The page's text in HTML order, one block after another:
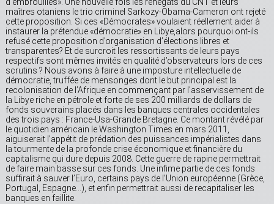
maîtres otaniens le trio criminel Sarkozy-Obama-Cameron ont rejeté
cette proposition. Si ces «Démocrates» voulaient réellement aider à
instaurer la prétendue «démocratie» en Libye,alors pourquoi ont-ils
refusé cette proposition d’organisation d’élections libres et
transparentes? Et de surcroit les ressortissants de leurs pays
respectifs sont mêmes invités en qualité d’observateurs lors de ces
scrutins ? Nous avons à faire à une imposture intellectuelle de
démocratie, truffée de mensonges dont le but principal est la
recolonisation de l’Afrique en commençant par l’asservissement de
la Libye riche en pétrole et forte de ses 200 milliards de dollars de
fonds souverains placés dans les banques centrales occidentales
des trois pays : France-Usa-Grande Bretagne. Ce montant révélé par
le quotidien américain le Washington Times en mars 2011,
aiguiserait l’appétit de prédation des puissances impérialistes dans
la tourmente de la profonde crise économique et financière du
capitalisme qui dure depuis 2008. Cette guerre de rapine permettrait
de faire main basse sur ces fonds. Une infime partie de ces fonds
suffirait à sauver l’Euro, certains pays de l’Union européenne (Grèce,
Portugal, Espagne…), et enfin permettrait aussi de recapitaliser les
banques en faillite.